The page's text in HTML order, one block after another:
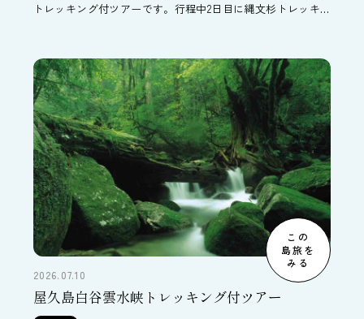
トレッキング付ツアーです。行程中2日目に縄文杉トレッキ
行情報もご紹介しています。
この
島旅を
みる
2026.07.10
屋久島白谷雲水峡トレッキング付ツアー